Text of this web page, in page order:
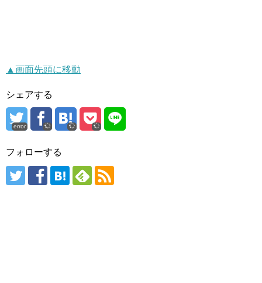
▲画面先頭に移動
シェアする
error
フォローする